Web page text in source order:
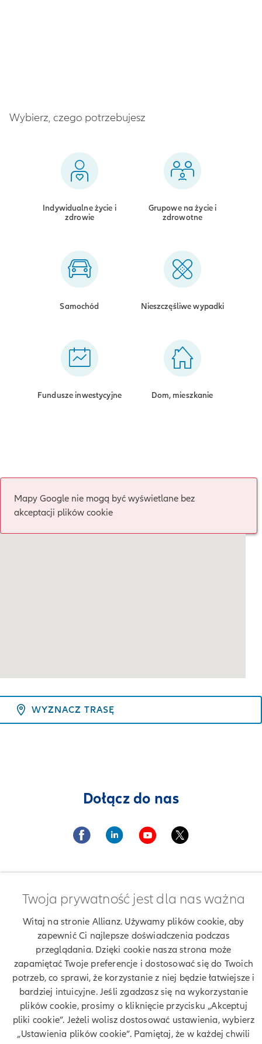
Wybierz, czego potrzebujesz
Indywidualne życie i
zdrowie
Grupowe na życie i
zdrowotne
Samochód Nieszczęśliwe wypadki
Fundusze inwestycyjne Dom, mieszkanie
Mapy Google nie mogą być wyświetlane bez
akceptacji plików cookie
WYZNACZ TRASĘ
Dołącz do nas
Twoje dane
Polityka prywatności
Znajdź agenta Allianz. Znajdź placówkę Allianz
Ubezpieczenia Allianz Agnieszka Labryszewska
Twoja prywatność jest dla nas ważna
Witaj na stronie Allianz. Używamy plików cookie, aby
zapewnić Ci najlepsze doświadczenia podczas
przeglądania. Dzięki cookie nasza strona może
zapamiętać Twoje preferencje i dostosować się do Twoich
potrzeb, co sprawi, że korzystanie z niej będzie łatwiejsze i
bardziej intuicyjne. Jeśli zgadzasz się na wykorzystanie
plików cookie, prosimy o kliknięcie przycisku „Akceptuj
pliki cookie”. Jeżeli wolisz dostosować ustawienia, wybierz
„Ustawienia plików cookie”. Pamiętaj, że w każdej chwili